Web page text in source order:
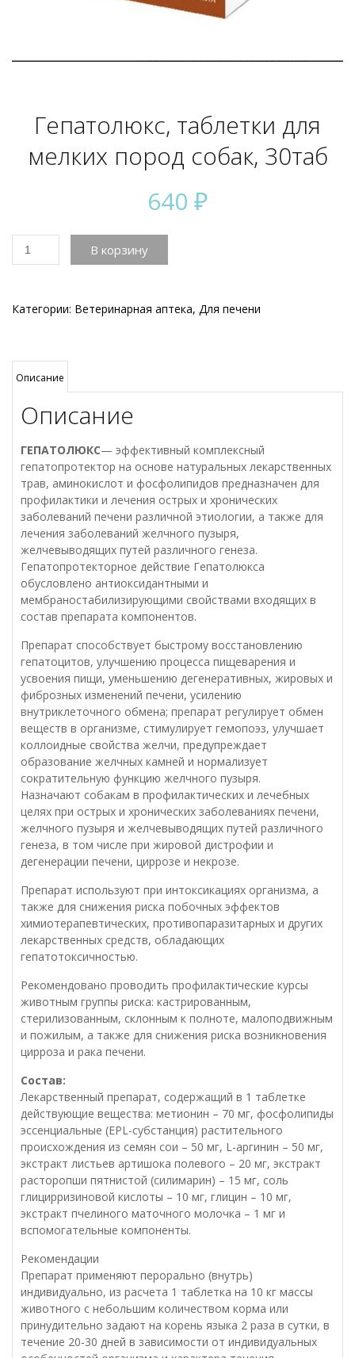
Гепатолюкс, таблетки для
мелких пород собак, 30таб
640 ₽
Количество
для
собак,
30таб
В корзину
Категории: Ветеринарная аптека, Для печени
Описание
Описание
ГЕПАТОЛЮКС— эффективный комплексный
гепатопротектор на основе натуральных лекарственных
трав, аминокислот и фосфолипидов предназначен для
профилактики и лечения острых и хронических
заболеваний печени различной этиологии, а также для
лечения заболеваний желчного пузыря,
желчевыводящих путей различного генеза.
Гепатопротекторное действие Гепатолюкса
обусловлено антиоксидантными и
мембраностабилизирующими свойствами входящих в
состав препарата компонентов.
Препарат способствует быстрому восстановлению
гепатоцитов, улучшению процесса пищеварения и
усвоения пищи, уменьшению дегенеративных, жировых и
фиброзных изменений печени, усилению
внутриклеточного обмена; препарат регулирует обмен
веществ в организме, стимулирует гемопоэз, улучшает
коллоидные свойства желчи, предупреждает
образование желчных камней и нормализует
сократительную функцию желчного пузыря.
Назначают собакам в профилактических и лечебных
целях при острых и хронических заболеваниях печени,
желчного пузыря и желчевыводящих путей различного
генеза, в том числе при жировой дистрофии и
дегенерации печени, циррозе и некрозе.
Препарат используют при интоксикациях организма, а
также для снижения риска побочных эффектов
химиотерапевтических, противопаразитарных и других
лекарственных средств, обладающих
гепатотоксичностью.
Рекомендовано проводить профилактические курсы
животным группы риска: кастрированным,
стерилизованным, склонным к полноте, малоподвижным
и пожилым, а также для снижения риска возникновения
цирроза и рака печени.
Состав:
Лекарственный препарат, содержащий в 1 таблетке
действующие вещества: метионин – 70 мг, фосфолипиды
эссенциальные (EPL-субстанция) растительного
происхождения из семян сои – 50 мг, L-аргинин – 50 мг,
экстракт листьев артишока полевого – 20 мг, экстракт
расторопши пятнистой (силимарин) – 15 мг, соль
глицирризиновой кислоты – 10 мг, глицин – 10 мг,
экстракт пчелиного маточного молочка – 1 мг и
вспомогательные компоненты.
Рекомендации
Препарат применяют перорально (внутрь)
индивидуально, из расчета 1 таблетка на 10 кг массы
животного с небольшим количеством корма или
принудительно задают на корень языка 2 раза в сутки, в
течение 20-30 дней в зависимости от индивидуальных